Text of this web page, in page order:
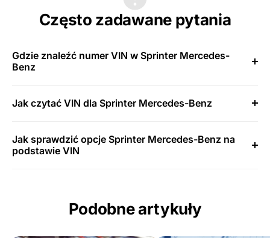
Często zadawane pytania
Gdzie znaleźć numer VIN w Sprinter Mercedes-
Benz
Jak czytać VIN dla Sprinter Mercedes-Benz
Jak sprawdzić opcje Sprinter Mercedes-Benz na
podstawie VIN
Podobne artykuły